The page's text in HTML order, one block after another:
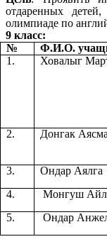
отдаренных
олимпиаде по
9 класс:
№
Ф.И.О.
1.
Ховалыг
2. Донгак
3. Ондар Аялга
4.
Монгуш
5.
Ондар